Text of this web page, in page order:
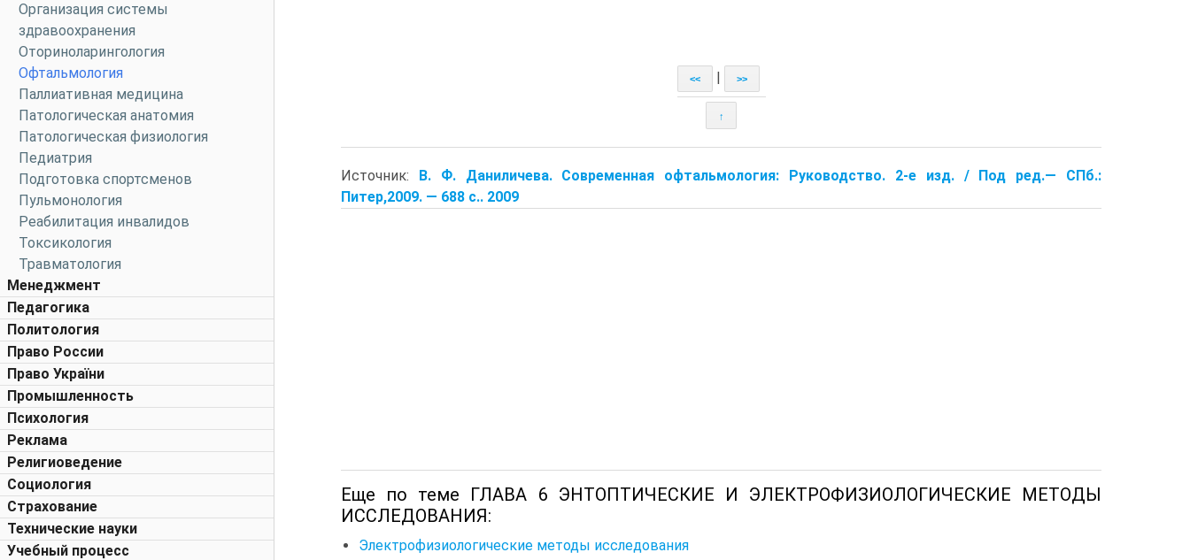
Организация системы
здравоохранения
Оториноларингология
Офтальмология
Паллиативная медицина
Патологическая анатомия
Патологическая физиология
Педиатрия
Подготовка спортсменов
Пульмонология
Реабилитация инвалидов
Токсикология
Травматология
Менеджмент
Педагогика
Политология
Право России
Право України
Промышленность
Психология
Реклама
Религиоведение
Социология
Страхование
Технические науки
Учебный процесс
<< >>
↑
Источник: В. Ф. Даниличева. Современная офтальмология: Руководство. 2-е изд. / Под ред.— СПб.:
Питер,2009. — 688 с.. 2009
Еще по теме ГЛАВА 6 ЭНТОПТИЧЕСКИЕ И ЭЛЕКТРОФИЗИОЛОГИЧЕСКИЕ МЕТОДЫ
ИССЛЕДОВАНИЯ:
Электрофизиологические методы исследования